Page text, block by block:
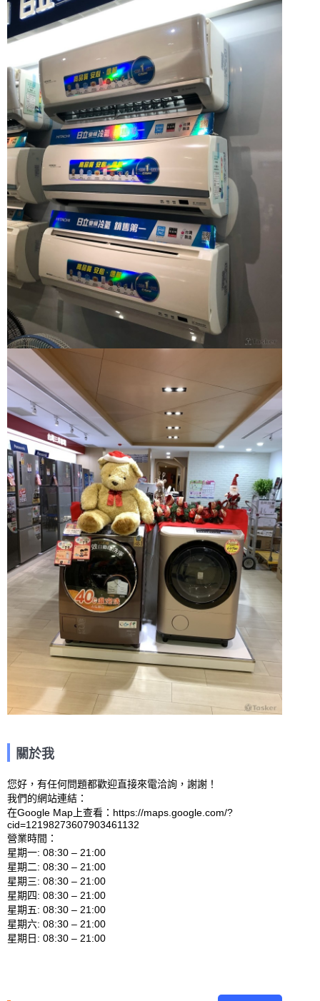
關於我
您好，有任何問題都歡迎直接來電洽詢，謝謝！
我們的網站連結：
在Google Map上查看：https://maps.google.com/?
cid=12198273607903461132
營業時間：
星期一: 08:30 – 21:00
星期二: 08:30 – 21:00
星期三: 08:30 – 21:00
星期四: 08:30 – 21:00
星期五: 08:30 – 21:00
星期六: 08:30 – 21:00